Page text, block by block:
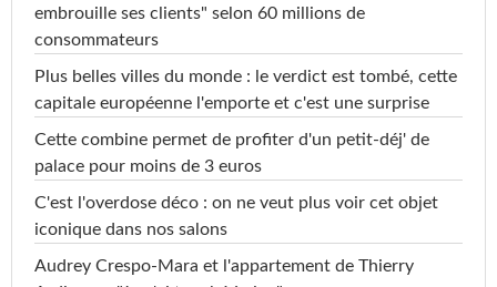
embrouille ses clients" selon 60 millions de
consommateurs
Plus belles villes du monde : le verdict est tombé, cette
capitale européenne l'emporte et c'est une surprise
Cette combine permet de profiter d'un petit-déj' de
palace pour moins de 3 euros
C'est l'overdose déco : on ne veut plus voir cet objet
iconique dans nos salons
Audrey Crespo-Mara et l'appartement de Thierry